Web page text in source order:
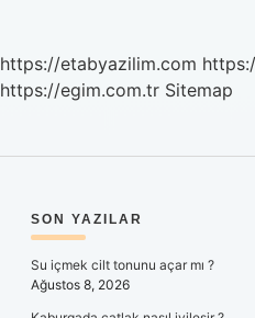
https://etabyazilim.com
https://egim.com.tr Sitemap
SIDEBAR
SON YAZILAR
Su içmek cilt tonunu açar mı ?
Ağustos 8, 2026